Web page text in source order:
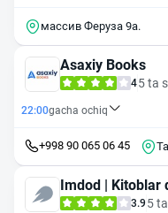
массив Феруза 9а.
Asaxiy Books
45 ta
22:00gacha ochiq
+998 90 065 06 45
Imdod | Kitoblar
3.9 5